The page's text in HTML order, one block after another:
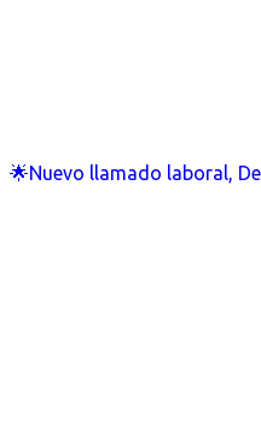
🌟Nuevo llamado laboral,